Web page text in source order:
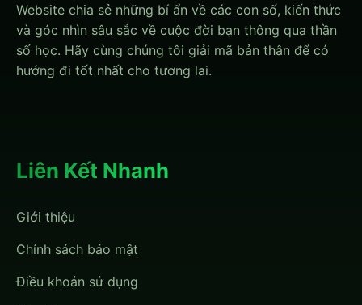
Website chia sẻ những bí ẩn về các con số, kiến thức
và góc nhìn sâu sắc về cuộc đời bạn thông qua thần
số học. Hãy cùng chúng tôi giải mã bản thân để có
hướng đi tốt nhất cho tương lai.
Liên Kết Nhanh
Giới thiệu
Chính sách bảo mật
Điều khoản sử dụng